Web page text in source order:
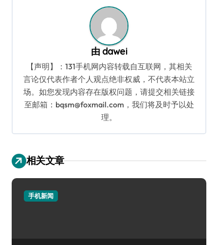
由 dawei
【声明】：131手机网内容转载自互联网，其相关
言论仅代表作者个人观点绝非权威，不代表本站立
场。如您发现内容存在版权问题，请提交相关链接
至邮箱：bqsm@foxmail.com，我们将及时予以处
理。
相关文章
手机新闻